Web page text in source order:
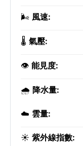
🌬️ 風速:
🌡️ 氣壓:
👁️ 能見度:
🌧️ 降水量:
☁️ 雲量:
☀️ 紫外線指數: